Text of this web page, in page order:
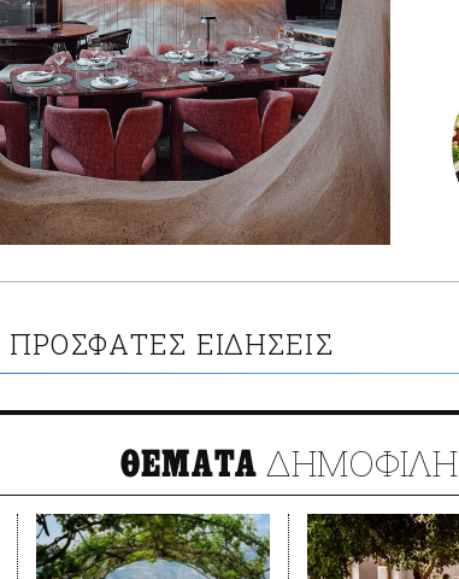
ΠΡΟΣΦΑΤΕΣ ΕΙΔΗΣΕΙΣ
ΘΕΜΑΤΑ ΔΗΜΟΦΙΛΗ